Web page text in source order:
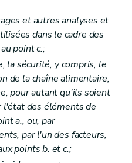
– Décret du 5 juin 2008, art. 2)
contrainte – Décret du 5 juin 2008, art. 2)
et autres analyses et
dans le cadre des
pointc.;
la sécurité, y compris, le
de la chaîne alimentaire,
pour autant qu'ils soient
des éléments de
a., ou, par
par l'un des facteurs,
pointsb. etc.;